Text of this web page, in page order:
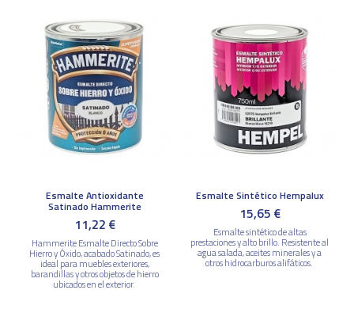
Esmalte Antioxidante
Satinado Hammerite
11,22 €
Hammerite Esmalte Directo Sobre
Hierro y Óxido, acabado Satinado, es
ideal para muebles exteriores,
barandillas y otros objetos de hierro
ubicados en el exterior.
Esmalte Sintético Hempalux
15,65 €
Esmalte sintético de altas
prestaciones y alto brillo. Resistente al
agua salada, aceites minerales y a
otros hidrocarburos alifáticos.